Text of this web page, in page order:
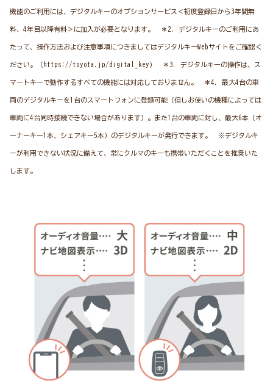
機能のご利用には、デジタルキーのオプションサービス＜初度登録日から3年間無
料、4年目以降有料＞に加入が必要となります。 ＊2. デジタルキーのご利用にあ
たって、操作方法および注意事項につきましてはデジタルキーWebサイトをご確認く
ださい。（https://toyota.jp/digital_key） ＊3. デジタルキーの操作は、ス
マートキーで動作するすべての機能には対応しておりません。 ＊4. 最大4台の車
両のデジタルキーを1台のスマートフォンに登録可能（但しお使いの機種によっては
車両に4台同時接続できない場合があります）。また1台の車両に対し、最大6本（オ
ーナーキー1本、シェアキー5本）のデジタルキーが発行できます。 ※デジタルキ
ーが利用できない状況に備えて、常にクルマのキーも携帯いただくことを推奨いた
します。